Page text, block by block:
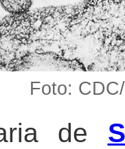
Foto:
de